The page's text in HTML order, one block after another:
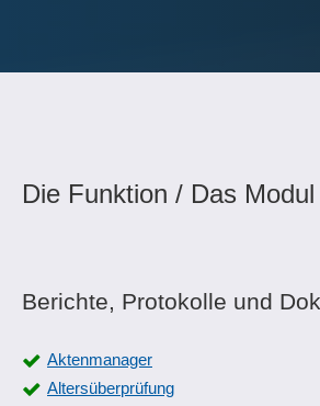
Die Funktion / Das
Berichte, Protokolle und
Aktenmanager
Altersüberprüfung